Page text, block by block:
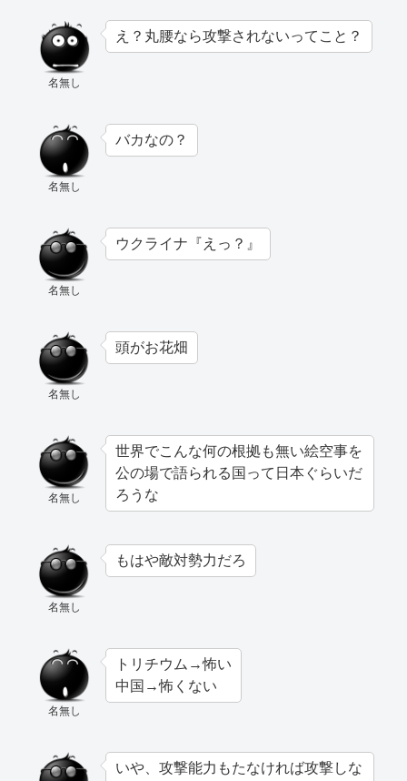
名無し
え？丸腰なら攻撃されないってこと？
名無し
バカなの？
名無し
ウクライナ『えっ？』
名無し
頭がお花畑
名無し
世界でこんな何の根拠も無い絵空事を
公の場で語られる国って日本ぐらいだ
ろうな
名無し
もはや敵対勢力だろ
名無し
トリチウム→怖い
中国→怖くない
いや、攻撃能力もたなければ攻撃しな